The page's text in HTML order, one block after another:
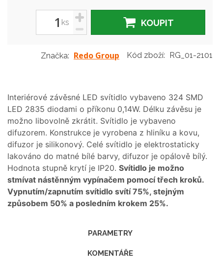
ks
+
-
KOUPIT
Značka: Redo Group Kód zboží: RG_01-2101
Interiérové závěsné LED svítidlo vybaveno 324 SMD
LED 2835 diodami o příkonu 0,14W. Délku závěsu je
možno libovolně zkrátit. Svítidlo je vybaveno
difuzorem. Konstrukce je vyrobena z hliníku a kovu,
difuzor je silikonový. Celé svítidlo je elektrostaticky
lakováno do matné bílé barvy, difuzor je opálově bílý.
Hodnota stupně krytí je IP20. Svítidlo je možno
stmívat nástěnným vypínačem pomocí třech kroků.
Vypnutím/zapnutím svítidlo svítí 75%, stejným
způsobem 50% a posledním krokem 25%.
PARAMETRY
KOMENTÁŘE